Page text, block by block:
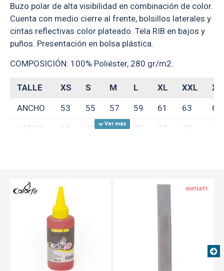
Buzo polar de alta visibilidad en combinación de color.
Cuenta con medio cierre al frente, bolsillos laterales y
cintas reflectivas color plateado. Tela RIB en bajos y
puños. Presentación en bolsa plástica.
COMPOSICIÓN: 100% Poliéster, 280 gr/m2.
TALLE XS S M L XL XXL
ANCHO 53 55 57 59 61 63 65
LARGO 69 71 73 75 77 79 81
TEXTTRANSPARENTE OUT